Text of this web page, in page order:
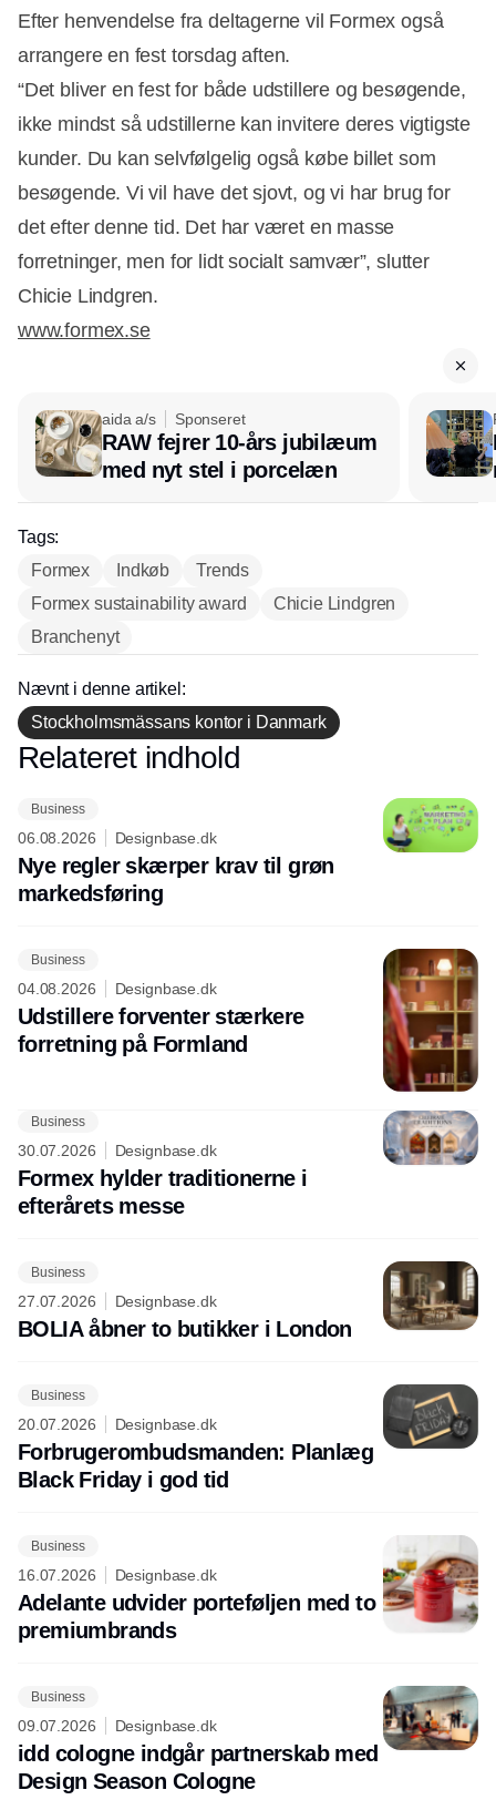
Efter henvendelse fra deltagerne vil Formex også
arrangere en fest torsdag aften.
“Det bliver en fest for både udstillere og besøgende,
ikke mindst så udstillerne kan invitere deres vigtigste
kunder. Du kan selvfølgelig også købe billet som
besøgende. Vi vil have det sjovt, og vi har brug for
det efter denne tid. Det har været en masse
forretninger, men for lidt socialt samvær”, slutter
Chicie Lindgren.
www.formex.se
aida a/s Sponseret
RAW fejrer 10-års jubilæum
med nyt stel i porcelæn
Tags:
Formex
Indkøb
Trends
Formex sustainability award
Chicie Lindgren
Branchenyt
Nævnt i denne artikel:
Stockholmsmässans kontor i Danmark
Annonce
Relateret indhold
Business
06.08.2026 Designbase.dk
Nye regler skærper krav til grøn
markedsføring
Business
04.08.2026 Designbase.dk
Udstillere forventer stærkere
forretning på Formland
Business
30.07.2026 Designbase.dk
Formex hylder traditionerne i
efterårets messe
Business
27.07.2026 Designbase.dk
BOLIA åbner to butikker i London
Business
20.07.2026 Designbase.dk
Forbrugerombudsmanden: Planlæg
Black Friday i god tid
Business
16.07.2026 Designbase.dk
Adelante udvider porteføljen med to
premiumbrands
Business
09.07.2026 Designbase.dk
idd cologne indgår partnerskab med
Design Season Cologne